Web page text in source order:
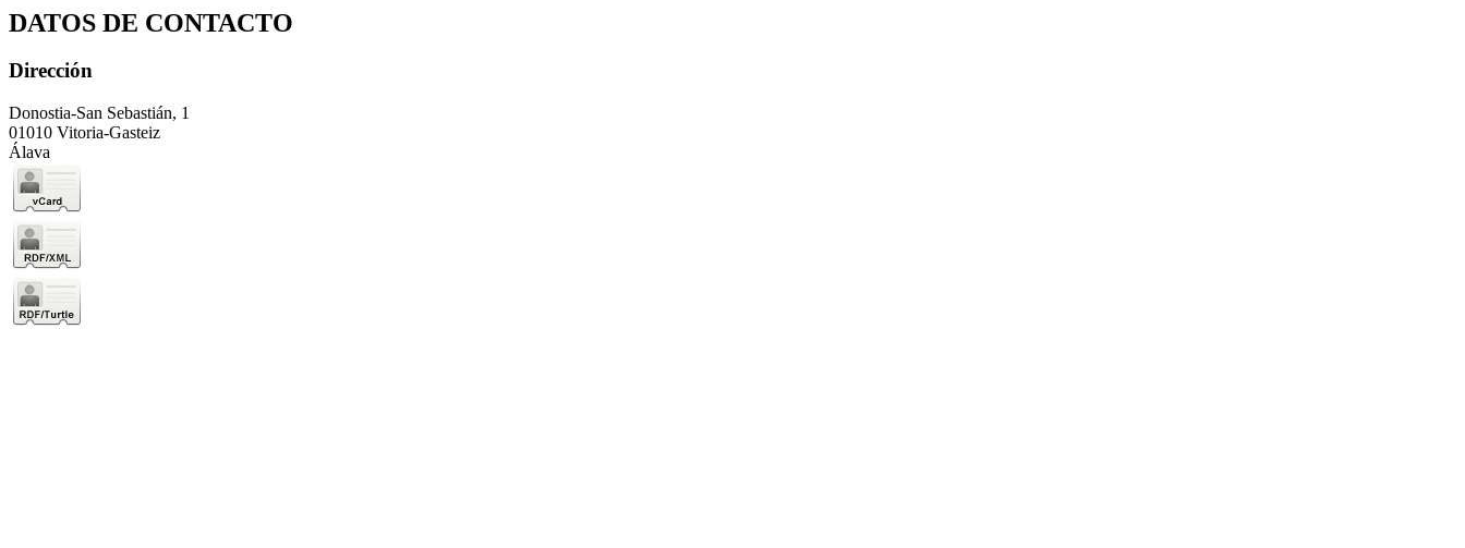
DATOS DE CONTACTO
Dirección
Donostia-San Sebastián, 1
01010 Vitoria-Gasteiz
Álava